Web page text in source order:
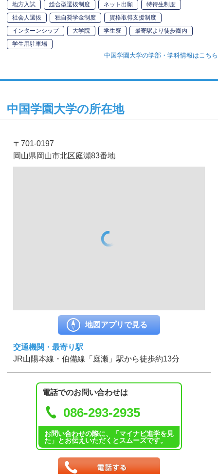
地方入試 総合型選抜制度 ネット出願
特待生制度
社会人選抜
独自奨学金制度
資格取得支援制度
インターンシップ
大学院 学生寮
最寄駅より徒歩圏内
学生用駐車場
中国学園大学の学部・学科情報はこちら
中国学園大学の所在地
〒701-0197
岡山県岡山市北区庭瀬83番地
地図アプリで見る
交通機関・最寄り駅
JR山陽本線・伯備線「庭瀬」駅から徒歩約13分
電話でのお問い合わせは
086-293-2935
お問い合わせの際に、「マイナビ進学を見
た」とお伝えいただくとスムーズです。